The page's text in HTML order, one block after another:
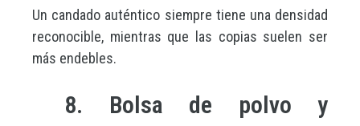
Un candado auténtico siempre tiene una densidad
reconocible, mientras que las copias suelen ser
más endebles.
8. Bolsa de polvo y